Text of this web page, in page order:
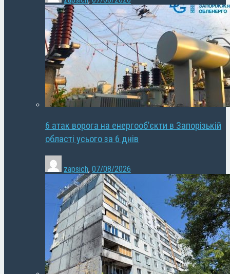
6 атак ворога на енергооб’єкти в Запорізькій
області усього за 6 днів
zapsich, 07/08/2026